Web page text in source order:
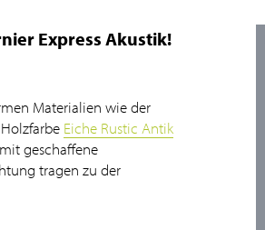
Express Akustik!
Materialien wie der
Eiche Rustic Antik
geschaffene
tragen zu der